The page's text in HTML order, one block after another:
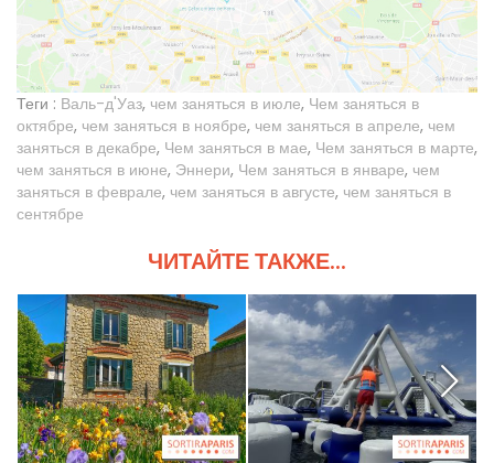
Теги : Валь-д'Уаз, чем заняться в июле, Чем заняться в
октябре, чем заняться в ноябре, чем заняться в апреле, чем
заняться в декабре, Чем заняться в мае, Чем заняться в марте,
чем заняться в июне, Эннери, Чем заняться в январе, чем
заняться в феврале, чем заняться в августе, чем заняться в
сентябре
ЧИТАЙТЕ ТАКЖЕ...